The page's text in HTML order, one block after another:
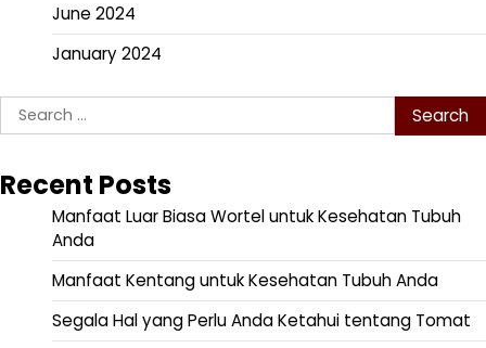
June 2024
January 2024
Search
for:
Recent Posts
Manfaat Luar Biasa Wortel untuk Kesehatan Tubuh
Anda
Manfaat Kentang untuk Kesehatan Tubuh Anda
Segala Hal yang Perlu Anda Ketahui tentang Tomat